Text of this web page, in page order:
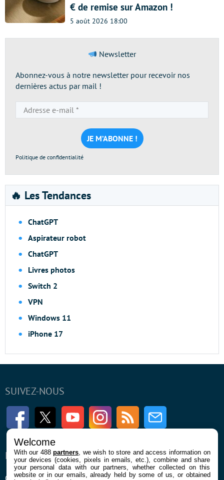
€ de remise sur Amazon !
5 août 2026 18:00
Newsletter
Abonnez-vous à notre newsletter pour recevoir nos
dernières actus par mail !
e-
mail
*
Politique de confidentialité
🔥 Les Tendances
ChatGPT
Aspirateur robot
ChatGPT
Livres photos
Switch 2
VPN
Windows 11
iPhone 17
SUIVEZ-NOUS
FacebookTwitter Youtube InstagramRSS Newsletter
ENTREPRISE À PROPOS
Welcome
With our 488partners , we wish to store and access information on
your devices (cookies, pixels in emails, etc.), combine and share
your personal data with our partners, whether collected on this
website or in our emails, already held by some of us, or obtained